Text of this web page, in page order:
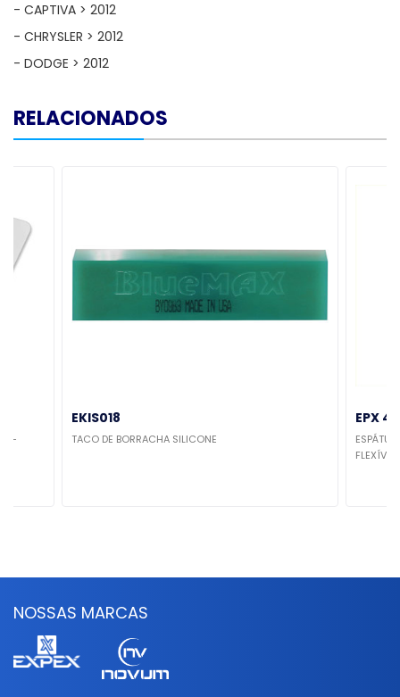
- CAPTIVA > 2012
- CHRYSLER > 2012
- DODGE > 2012
RELACIONADOS
EKIS018
TACO DE BORRACHA SILICONE
EPX
NOSSAS MARCAS